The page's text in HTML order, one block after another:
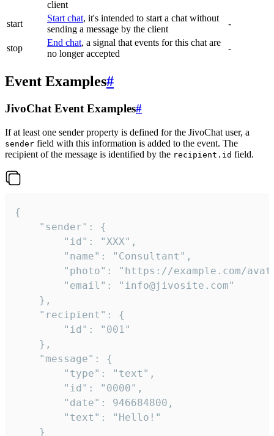
client
start
Start chat, it's intended to start a chat without
sending a message by the client
-
stop
End chat, a signal that events for this chat are
no longer accepted
-
Event Examples#
JivoChat Event Examples#
If at least one sender property is defined for the JivoChat user, a
sender field with this information is added to the event. The
recipient of the message is identified by the recipient.id field.
{